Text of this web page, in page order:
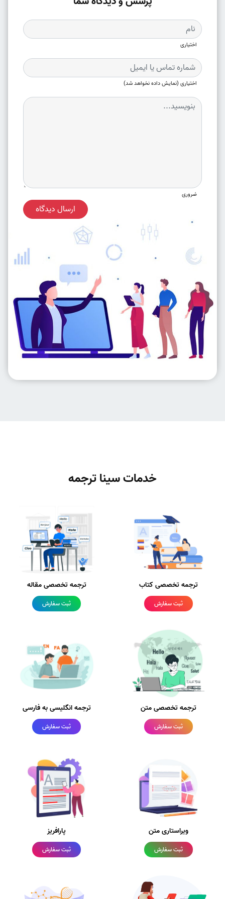
اختیاری
اختیاری (نمایش داده نخواهد شد)
ضروری
ارسال دیدگاه
خدمات سینا ترجمه
ترجمه تخصصی کتاب
ثبت سفارش
ترجمه تخصصی مقاله
ثبت سفارش
ترجمه تخصصی متن
ثبت سفارش
ترجمه انگلیسی به فارسی
ثبت سفارش
ویراستاری متن
ثبت سفارش
پارافریز
ثبت سفارش